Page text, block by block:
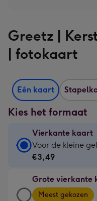
Greetz |
| fotokaart
Eén kaart
Kies het formaat
Vierkante kaart
Vierkante
kaart
€3,49
-
Voor de kleine
€3,49
Grote vierkante
Grote
Meest gekozen